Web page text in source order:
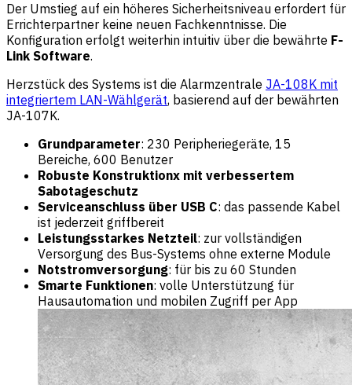
Der Umstieg auf ein höheres Sicherheitsniveau erfordert für
Errichterpartner keine neuen Fachkenntnisse. Die
Konfiguration erfolgt weiterhin intuitiv über die bewährte F-
Link Software.
Herzstück des Systems ist die Alarmzentrale JA-108K mit
integriertem LAN-Wählgerät, basierend auf der bewährten
JA-107K.
Grundparameter: 230 Peripheriegeräte, 15
Bereiche, 600 Benutzer
Robuste Konstruktionx mit verbessertem
Sabotageschutz
Serviceanschluss über USB C: das passende Kabel
ist jederzeit griffbereit
Leistungsstarkes Netzteil: zur vollständigen
Versorgung des Bus-Systems ohne externe Module
Notstromversorgung: für bis zu 60 Stunden
Smarte Funktionen: volle Unterstützung für
Hausautomation und mobilen Zugriff per App